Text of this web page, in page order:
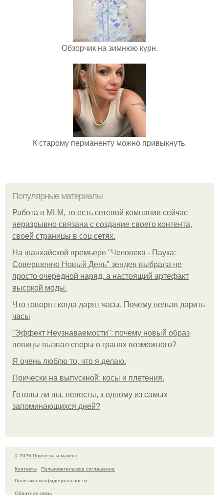
Обзорчик на зимнюю курн.
К старому перманенту можно привыкнуть.
Популярные материалы
Работа в MLM, то есть сетевой компании сейчас
неразрывно связана с создание своего контента,
своей страницы в соц сетях.
На шанхайской премьере "Человека - Паука:
Совершенно Новый День" зендея выбрала не
просто очередной наряд, а настоящий артефакт
высокой моды.
Что говорят когда дарят часы. Почему нельзя дарить
часы
"Эффект Неузнаваемости": почему новый образ
певицы вызвал споры о гранях возможного?
Я очень люблю то, что я делаю.
Прически на выпускной: косы и плетения.
Готовы ли вы, невесты, к одному из самых
запоминающихся дней?
© 2026 Прическа и макияж
Контакты
Пользовательское соглашение
Политика конфидециальности
Обратная связь